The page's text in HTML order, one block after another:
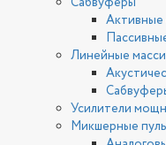
Линейные
Усилители
Микшерные